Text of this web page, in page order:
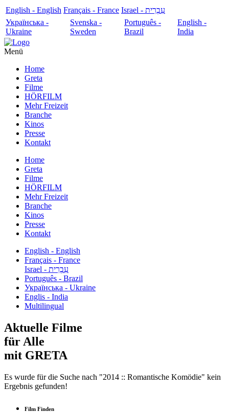
English - English Français - France
עִבְרִית - Israel
Українська -
Ukraine
Svenska -
Sweden
Português -
Brazil
English -
India
Menü
Home
Greta
Filme
HÖRFILM
Mehr Freizeit
Branche
Kinos
Presse
Kontakt
Home
Greta
Filme
HÖRFILM
Mehr Freizeit
Branche
Kinos
Presse
Kontakt
English - English
Français - France
עִבְרִית - Israel
Português - Brazil
Українська - Ukraine
Englis - India
Multilingual
Aktuelle Filme
für Alle
mit GRETA
Es wurde für die Suche nach "2014 :: Romantische Komödie" kein
Ergebnis gefunden!
Film Finden